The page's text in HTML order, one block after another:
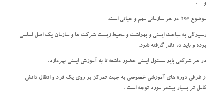
و….
موضوع hse در هر سازمانی مهم و حیاتی است.
رسیدگی به مباحث ایمنی و بهداشت و محیط زیست شرکت ها و سازمان یک اصل اساسی
بوده و باید در نظر گرفته شود.
در هر شرکتی باید مسئول ایمنی حضور داشته تا به آموزش ایمنی بپردازد.
از طرفی دوره های آموزشی خصوصی به جهت تمرکز بر روی یک فرد و انتقال دانش
کامل تر بسیار بیشتر مورد توجه است .